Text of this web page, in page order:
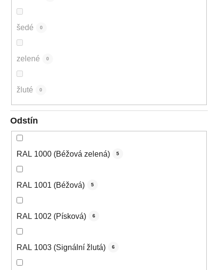
šedé 0
zelené 0
žluté 0
Odstín
RAL 1000 (Béžová zelená) 5
RAL 1001 (Béžová) 5
RAL 1002 (Písková) 6
RAL 1003 (Signální žlutá) 6